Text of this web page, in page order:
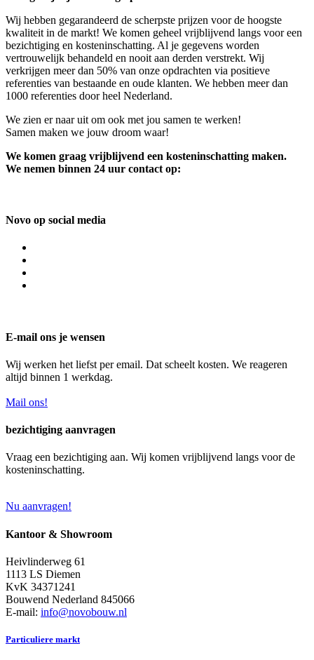
Wij hebben gegarandeerd de scherpste prijzen voor de hoogste
kwaliteit in de markt! We komen geheel vrijblijvend langs voor een
bezichtiging en kosteninschatting. Al je gegevens worden
vertrouwelijk behandeld en nooit aan derden verstrekt. Wij
verkrijgen meer dan 50% van onze opdrachten via positieve
referenties van bestaande en oude klanten. We hebben meer dan
1000 referenties door heel Nederland.
We zien er naar uit om ook met jou samen te werken!
Samen maken we jouw droom waar!
We komen graag vrijblijvend een kosteninschatting maken.
We nemen binnen 24 uur contact op:
Novo op social media
E-mail ons je wensen
Wij werken het liefst per email. Dat scheelt kosten. We reageren
altijd binnen 1 werkdag.
Mail ons!
bezichtiging aanvragen
Vraag een bezichtiging aan. Wij komen vrijblijvend langs voor de
kosteninschatting.
Nu aanvragen!
Kantoor & Showroom
Heivlinderweg 61
1113 LS Diemen
KvK 34371241
Bouwend Nederland 845066
E-mail: info@novobouw.nl
Particuliere markt